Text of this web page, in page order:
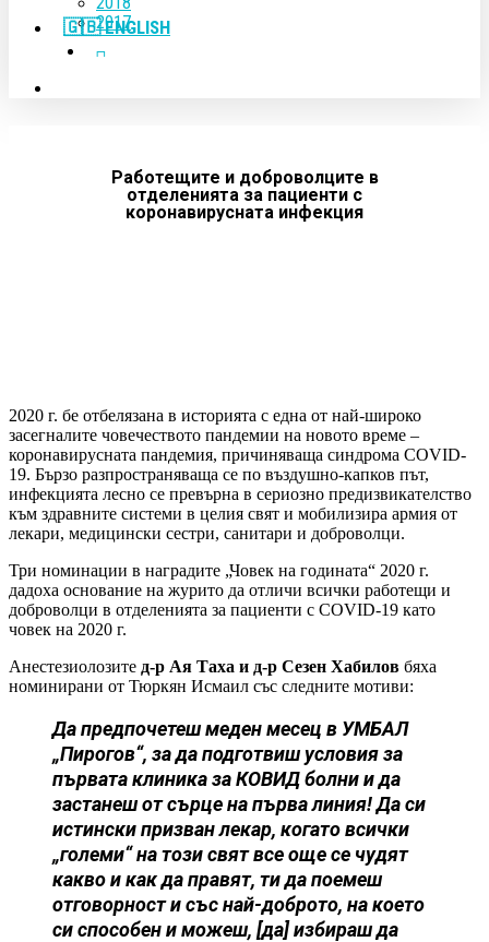
2017
🇬🇧 ENGLISH
FACEBOOK
Работещите и доброволците в
отделенията за пациенти с
коронавирусната инфекция
2020 г. бе отбелязана в историята с една от най-широко
засегналите човечеството пандемии на новото време –
коронавирусната пандемия, причиняваща синдрома COVID-
19. Бързо разпространяваща се по въздушно-капков път,
инфекцията лесно се превърна в сериозно предизвикателство
към здравните системи в целия свят и мобилизира армия от
лекари, медицински сестри, санитари и доброволци.
Три номинации в наградите „Човек на годината“ 2020 г.
дадоха основание на журито да отличи всички работещи и
доброволци в отделенията за пациенти с COVID-19 като
човек на 2020 г.
Анестезиолозите д-р Ая Таха и д-р Сезен Хабилов бяха
номинирани от Тюркян Исмаил със следните мотиви:
Да предпочетеш меден месец в УМБАЛ
„Пирогов“, за да подготвиш условия за
първата клиника за КОВИД болни и да
застанеш от сърце на първа линия! Да си
истински призван лекар, когато всички
„големи“ на този свят все още се чудят
какво и как да правят, ти да поемеш
отговорност и със най-доброто, на което
си способен и можеш, [да] избираш да